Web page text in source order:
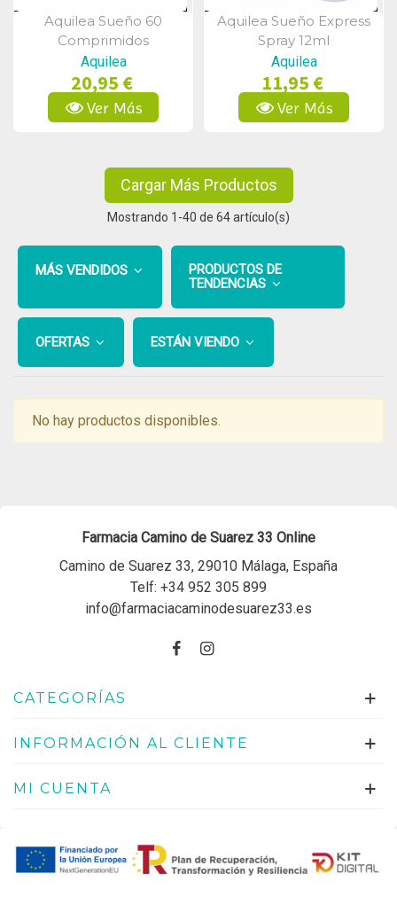
Vista Rápida
Aquilea Sueño 60
Comprimidos
Aquilea
20,95 €
Ver Más
Vista Rápida
Aquilea Sueño Express
Spray 12ml
Aquilea
11,95 €
Ver Más
Cargar Más Productos
Mostrando 1 -40 de 64 artículo(s)
MÁS VENDIDOS
PRODUCTOS DE
TENDENCIAS
OFERTAS ESTÁN VIENDO
No hay productos disponibles.
Farmacia Camino de Suarez 33 Online
Camino de Suarez 33, 29010 Málaga, España
Telf: +34 952 305 899
info@farmaciacaminodesuarez33.es
CATEGORÍAS
INFORMACIÓN AL CLIENTE
MI CUENTA